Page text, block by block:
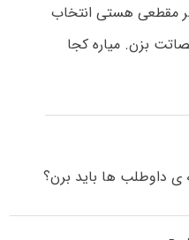
مقطعی هستی انتخاب
بزن. میاره کجا
ى داوطلب ها باید برن؟